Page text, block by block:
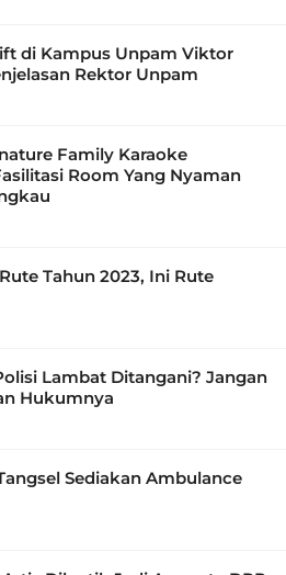
di Kampus Unpam Viktor
Rektor Unpam
Family Karaoke
Room Yang Nyaman
Tahun 2023, Ini Rute
Lambat Ditangani? Jangan
Hukumnya
Sediakan Ambulance